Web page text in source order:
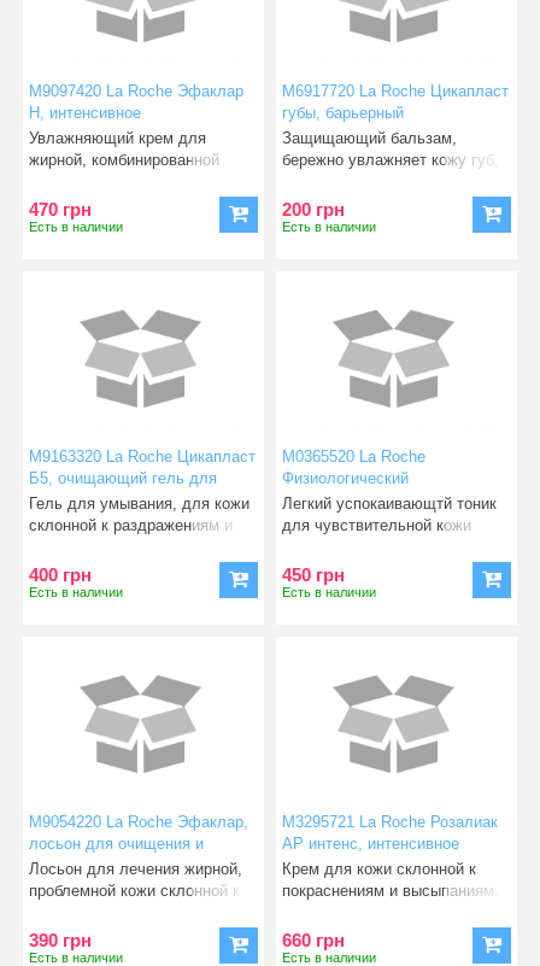
М9097420 La Roche Эфаклар
Н, интенсивное
успокаивающее увлажняющее
средство для востановления
Увлажняющий крем для
жирной, комбинированной
П
470 грн
Есть в наличии
М6917720 La Roche Цикапласт
губы, барьерный
востанавливающий бальзам
для губ и обветренной кожи
Защищающий бальзам,
бережно увлажняет кожу губ,
200 грн
Есть в наличии
М9163320 La Roche Цикапласт
Б5, очищающий гель для
успокоения кожи 200 мл
Гель для умывания, для кожи
склонной к раздражениям и
400 грн
Есть в наличии
М0365520 La Roche
Физиологический
успокаивающий тоник для
чувствительной кожи 200 мл
Легкий успокаивающтй тоник
для чувствительной кожи
450 грн
Есть в наличии
М9054220 La Roche Эфаклар,
лосьон для очищения и
сужения пор 200 мл
Лосьон для лечения жирной,
проблемной кожи склонной к
390 грн
Есть в наличии
М3295721 La Roche Розалиак
АР интенс, интенсивное
средство для кожи склонной к
покраснениям 40 мл
Крем для кожи склонной к
покраснениям и высыпаниям.
660 грн
Есть в наличии